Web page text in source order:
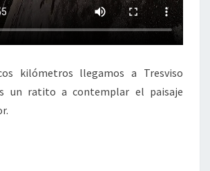
kilómetros llegamos a Tresviso
un ratito a contemplar el paisaje